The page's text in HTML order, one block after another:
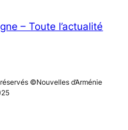
– Toute l’actualité
©Nouvelles d’Arménie